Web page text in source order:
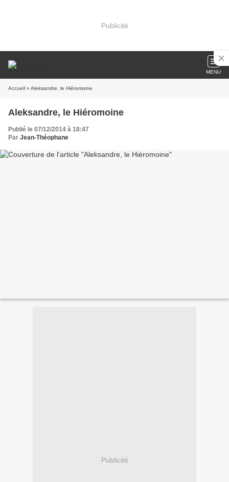
Publicité
MENU
Accueil » Aleksandre, le Hiéromoine
Aleksandre, le Hiéromoine
Publié le 07/12/2014 à 18:47
Par Jean-Théophane
Publicité